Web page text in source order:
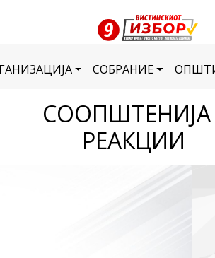
СОБРАНИЕ
РЕАКЦИИ